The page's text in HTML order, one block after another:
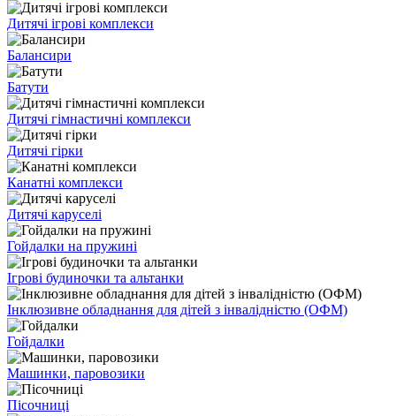
Дитячі ігрові комплекси
Балансири
Батути
Дитячі гімнастичні комплекси
Дитячі гірки
Канатні комплекси
Дитячі каруселі
Гойдалки на пружині
Ігрові будиночки та альтанки
Інклюзивне обладнання для дітей з інвалідністю (ОФМ)
Гойдалки
Машинки, паровозики
Пісочниці